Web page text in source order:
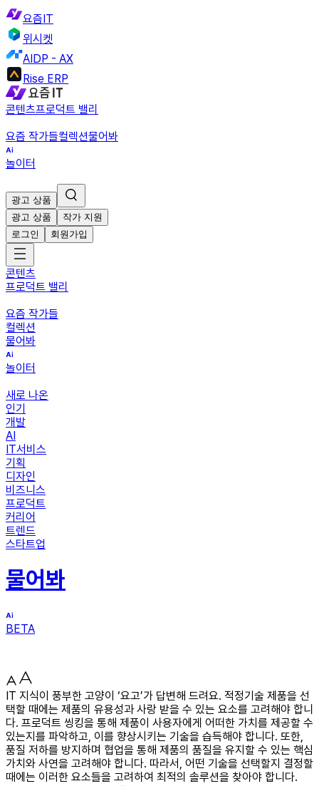
요즘IT
위시켓
AIDP - AX
Rise ERP
콘텐츠프로덕트 밸리
요즘 작가들컬렉션물어봐
놀이터
광고 상품
광고 상품
작가 지원
로그인
회원가입
콘텐츠
프로덕트 밸리
요즘 작가들
컬렉션
물어봐
놀이터
새로 나온
인기
개발
AI
IT서비스
기획
디자인
비즈니스
프로덕트
커리어
트렌드
스타트업
물어봐
BETA
IT 지식이 풍부한 고양이 ‘요고’가 답변해 드려요. 적정기술 제품을 선
택할 때에는 제품의 유용성과 사랑 받을 수 있는 요소를 고려해야 합니
다. 프로덕트 씽킹을 통해 제품이 사용자에게 어떠한 가치를 제공할 수
있는지를 파악하고, 이를 향상시키는 기술을 습득해야 합니다. 또한,
품질 저하를 방지하며 협업을 통해 제품의 품질을 유지할 수 있는 핵심
가치와 사연을 고려해야 합니다. 따라서, 어떤 기술을 선택할지 결정할
때에는 이러한 요소들을 고려하여 최적의 솔루션을 찾아야 합니다.